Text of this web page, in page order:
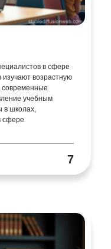
в сфере
возрастную
современные
учебным
в школах,
сфере
7